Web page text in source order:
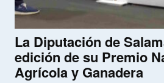
La Diputación de
edición de su Premio
Agrícola y Ganadera